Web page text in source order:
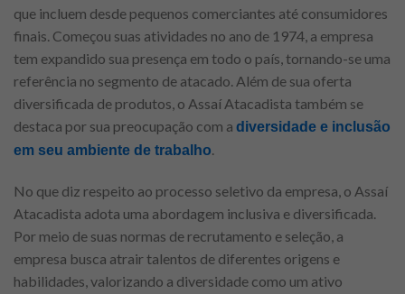
que incluem desde pequenos comerciantes até consumidores
finais. Começou suas atividades no ano de 1974, a empresa
tem expandido sua presença em todo o país, tornando-se uma
referência no segmento de atacado. Além de sua oferta
diversificada de produtos, o Assaí Atacadista também se
destaca por sua preocupação com a diversidade e inclusão
em seu ambiente de trabalho
No que diz respeito ao processo seletivo da empresa, o Assaí
Atacadista adota uma abordagem inclusiva e diversificada.
Por meio de suas normas de recrutamento e seleção, a
empresa busca atrair talentos de diferentes origens e
habilidades, valorizando a diversidade como um ativo